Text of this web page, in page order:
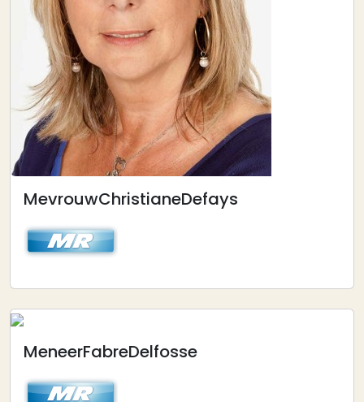
MevrouwChristianeDefays
Afbeelding
MeneerFabreDelfosse
Afbeelding